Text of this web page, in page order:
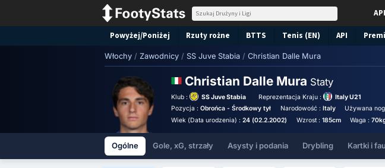
API
Powyżej/Poniżej Rzuty rożne BTTS Tenis (EN) API
Włochy / Zawodnicy / SS Juve Stabia / Christian Dalle Mura
Christian Dalle Mura Staty
Klub : SS Juve Stabia Reprezentacja Kraju :
Italy U21
Pozycja :Obrońca - Środkowy tył Narodowość : Italy Używana
Wiek (Data urodzenia) :24 (02.2.2002) Wzrost : 185cm Waga :
Ogólne Gole, xG, strzały Asysty i podania Drybling Kartki i